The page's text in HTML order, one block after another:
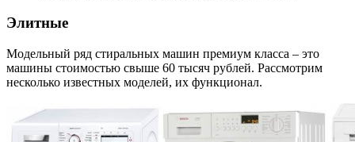
Элитные
Модельный ряд стиральных машин премиум класса – это
машины стоимостью свыше 60 тысяч рублей. Рассмотрим
несколько известных моделей, их функционал.